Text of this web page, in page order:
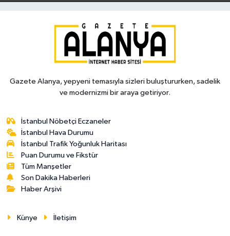
Gazete Alanya, yepyeni temasıyla sizleri buluştururken, sadelik
ve modernizmi bir araya getiriyor.
İstanbul Nöbetçi Eczaneler
İstanbul Hava Durumu
İstanbul Trafik Yoğunluk Haritası
Puan Durumu ve Fikstür
Tüm Manşetler
Son Dakika Haberleri
Haber Arşivi
Künye İletişim